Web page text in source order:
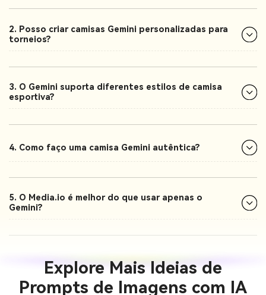
2. Posso criar camisas Gemini personalizadas para
torneios?
3. O Gemini suporta diferentes estilos de camisa
esportiva?
4. Como faço uma camisa Gemini autêntica?
5. O Media.io é melhor do que usar apenas o
Gemini?
Explore Mais Ideias de
Prompts de Imagens com IA